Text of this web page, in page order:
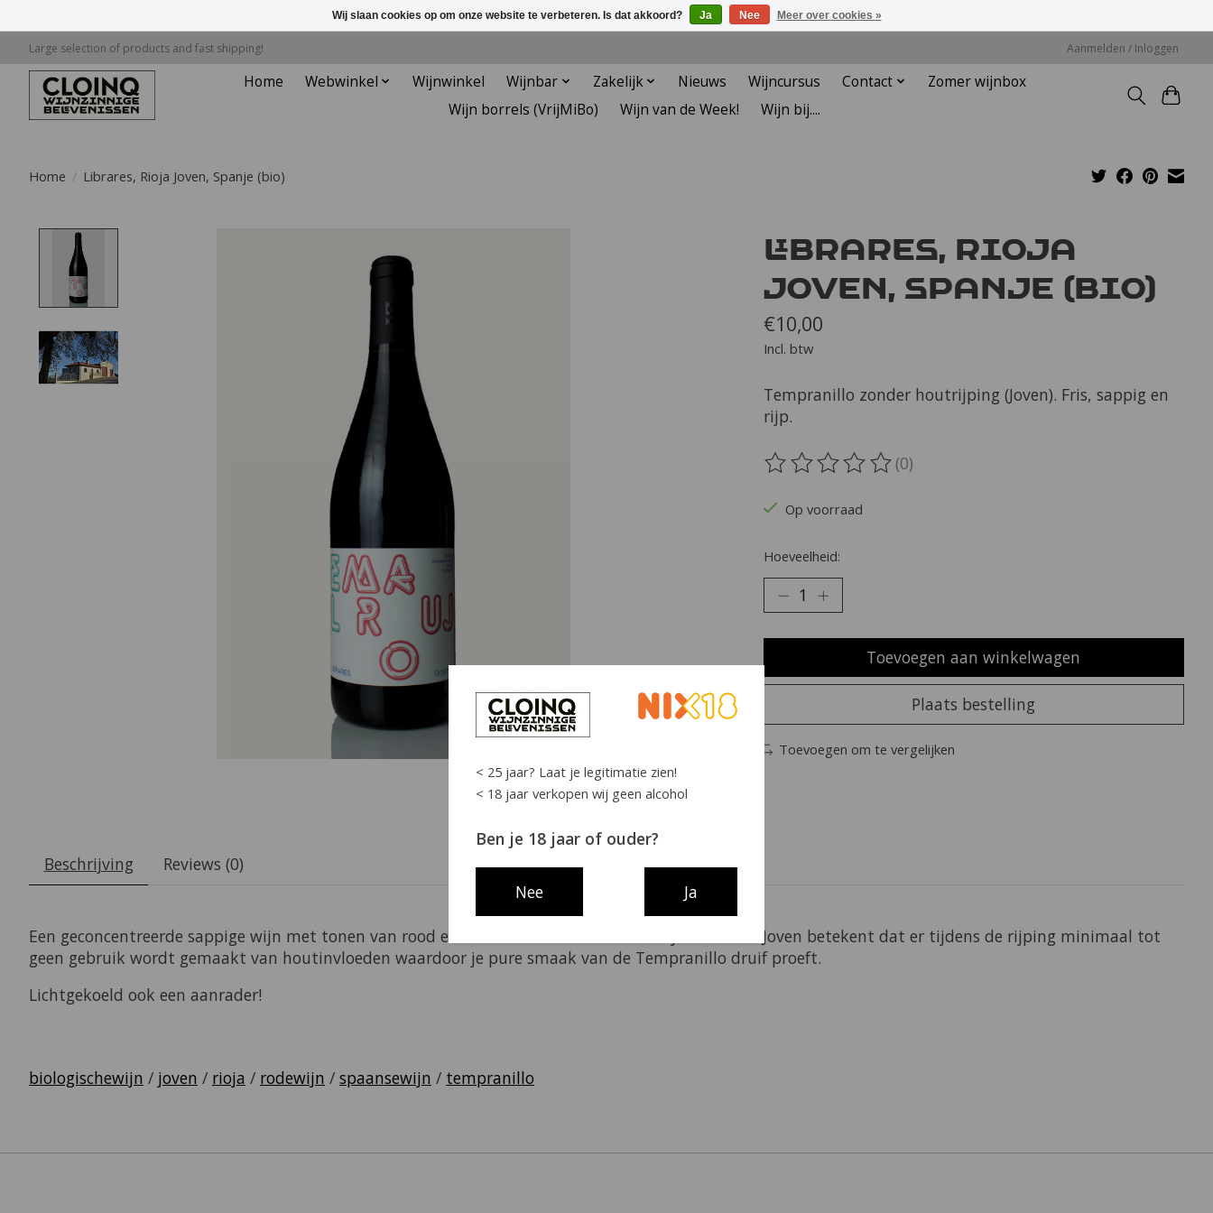
Large selection of products and fast shipping! Aanmelden / Inloggen
Home Webwinkel Wijnwinkel Wijnbar Zakelijk Nieuws Wijncursus Contact
Zomer wijnbox
Wijn borrels (VrijMiBo)
Wijn van de Week! Wijn bij....
Home / Librares, Rioja Joven, Spanje (bio)
Librares, Rioja
Joven, Spanje (bio)
€10,00
Incl. btw
Tempranillo zonder houtrijping (Joven). Fris, sappig en
rijp.
De beoordeling van dit product is
(0)
Op voorraad
Hoeveelheid:
Toevoegen aan winkelwagen
Plaats bestelling
Toevoegen om te vergelijken
Beschrijving Reviews (0)
Een geconcentreerde sappige wijn met tonen van rood en donker rood fruit met een fijne frisheid. Joven betekent dat er tijdens de rijping minimaal tot
geen gebruik wordt gemaakt van houtinvloeden waardoor je pure smaak van de Tempranillo druif proeft.
Lichtgekoeld ook een aanrader!
biologischewijn / joven / rioja / rodewijn / spaansewijn / tempranillo
Wij slaan cookies op om onze website te verbeteren. Is dat akkoord? Ja Nee Meer over cookies »
< 25 jaar? Laat je legitimatie zien!
< 18 jaar verkopen wij geen alcohol
Ben je 18 jaar of ouder?
Nee Ja